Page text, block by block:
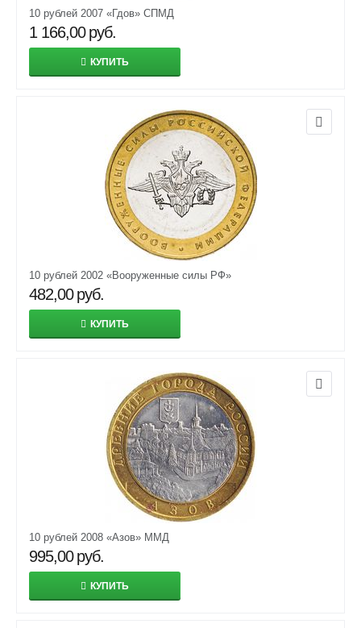
10 рублей 2007 «Гдов» СПМД
1 166,00 руб.
КУПИТЬ
10 рублей 2002 «Вооруженные силы РФ»
482,00 руб.
КУПИТЬ
10 рублей 2008 «Азов» ММД
995,00 руб.
КУПИТЬ